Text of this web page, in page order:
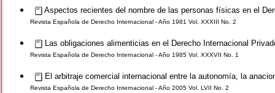
Aspectos recientes del nombre de las personas físicas en el
Revista Española de Derecho Internacional - Año 1981 Vol. XXXIII No. 2
Las obligaciones alimenticias en el Derecho Internacional
Revista Española de Derecho Internacional - Año 1985 Vol. XXXVII No. 1
El arbitraje comercial internacional entre la autonomía, la
Revista Española de Derecho Internacional - Año 2005 Vol. LVII No. 2